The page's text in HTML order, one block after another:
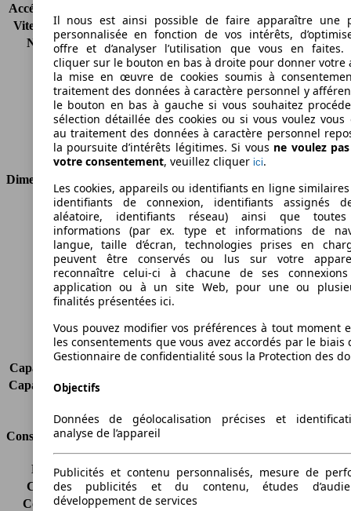
Accélération (0-100 km/h)
Vitesse maximale (km/h)
164 km/h
Nombre de vitesses
Couple
290 nm
Cylindrée
1598 ccm
Carburant
Diesel
Cylindres
4
Transmission
Boîte manuelle
Type de traction
Traction avant
Dimensions
Longueur
4725 mm
Hauteur
1880 mm
Largeur
1789 mm
Empattement
3105 mm
Poids maximum
2370 kg
Charge maximale
1030 kg
Sièges
2
Charge sur toit
-
Capacité de remorquage (sans freins)
Capacité de remorquage (avec freins)
Consommation
Émissions de CO2*
-
Consommation (ville)
-
Consommation (route)
-
Il nous est ainsi possible de faire apparaître une
personnalisée en fonction de vos intérêts,
offre et d’analyser l’utilisation que vous en faites.
cliquer sur le bouton en bas à droite pour donner votre
la mise en œuvre de cookies soumis à
traitement des données à caractère personnel y
le bouton en bas à gauche si vous souhaitez
sélection détaillée des cookies ou si vous voulez vous
au traitement des données à caractère personnel
la poursuite d’intérêts légitimes. Si vous ne voulez
votre consentement, veuillez cliquer ici.
Les cookies, appareils ou identifiants en ligne
identifiants de connexion, identifiants assignés
aléatoire, identifiants réseau) ainsi que
informations (par ex. type et informations de
langue, taille d’écran, technologies prises en
peuvent être conservés ou lus sur votre
reconnaître celui-ci à chacune de ses
application ou à un site Web, pour une ou
finalités présentées ici.
Vous pouvez modifier vos préférences à tout moment
les consentements que vous avez accordés par le biais
Gestionnaire de confidentialité sous la Protection des
Objectifs
Données de géolocalisation précises et
analyse de l’appareil
Publicités et contenu personnalisés, mesure de
des publicités et du contenu, études
développement de services